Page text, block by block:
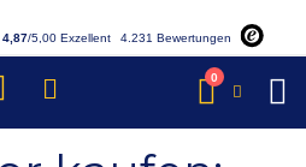
4,87/5,00 Exzellent 4.231 Bewertungen
Warenkorb
0 Artikel